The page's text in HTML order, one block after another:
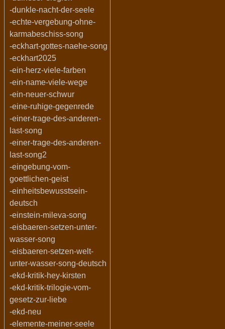
-dunkle-nacht-der-seele
-echte-vergebung-ohne-
karmabeschiss-song
-eckhart-gottes-naehe-song
-eckhart2025
-ein-herz-viele-farben
-ein-name-viele-wege
-ein-neuer-schwur
-eine-ruhige-gegenrede
-einer-trage-des-anderen-
last-song
-einer-trage-des-anderen-
last-song2
-eingebung-vom-
goettlichen-geist
-einheitsbewusstsein-
deutsch
-einstein-mileva-song
-eisbaeren-setzen-unter-
wasser-song
-eisbaeren-setzen-welt-
unter-wasser-song-deutsch
-ekd-kritik-hey-kirsten
-ekd-kritik-trilogie-vom-
gesetz-zur-liebe
-ekd-neu
-elemente-meiner-seele